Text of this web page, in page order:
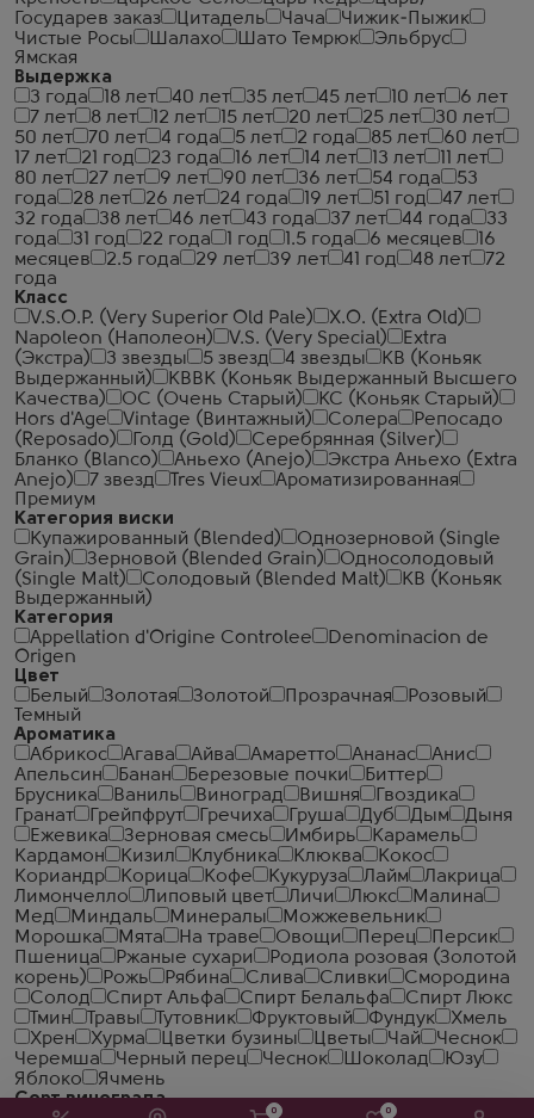
0 0
Государев заказ
Цитадель Чача
Чижик-Пыжик
Чистые Росы
Шалахо Шато Темрюк
Эльбрус
Ямская
Выдержка
3 года
18 лет 40 лет 35 лет 45 лет 10 лет
6 лет
7 лет
8 лет 12 лет 15 лет 20 лет 25 лет
30 лет
50 лет
70 лет 4 года 5 лет 2 года 85 лет
60 лет
17 лет
21 год 23 года 16 лет 14 лет 13 лет
11 лет
80 лет
27 лет 9 лет 90 лет 36 лет 54 года
53
года
28 лет 26 лет 24 года 19 лет 51 год
47 лет
32 года
38 лет 46 лет 43 года 37 лет 44 года
33
года
31 год 22 года 1 год 1.5 года 6 месяцев
16
месяцев
2.5 года 29 лет 39 лет 41 год 48 лет
72
года
Класс
V.S.O.P. (Very Superior Old Pale)
X.O. (Extra Old)
Napoleon (Наполеон)
V.S. (Very Special)
Extra
(Экстра)
3 звезды 5 звезд 4 звезды
КВ (Коньяк
Выдержанный)
КВВК (Коньяк Выдержанный Высшего
Качества)
ОС (Очень Старый)
КС (Коньяк Старый)
Hors d'Age
Vintage (Винтажный) Солера
Репосадо
(Reposado)
Голд (Gold)
Серебрянная (Silver)
Бланко (Blanco)
Аньехо (Anejo)
Экстра Аньехо (Extra
Anejo)
7 звезд Tres Vieux
Ароматизированная
Премиум
Категория виски
Купажированный (Blended)
Однозерновой (Single
Grain)
Зерновой (Blended Grain)
Односолодовый
(Single Malt)
Солодовый (Blended Malt)
КВ (Коньяк
Выдержанный)
Категория
Appellation d'Origine Controlee
Denominacion de
Origen
Цвет
Белый
Золотая Золотой Прозрачная
Розовый
Темный
Ароматика
Абрикос
Агава Айва Амаретто Ананас
Анис
Апельсин
Банан Березовые почки
Биттер
Брусника
Ваниль Виноград Вишня
Гвоздика
Гранат
Грейпфрут Гречиха Груша Дуб Дым
Дыня
Ежевика
Зерновая смесь Имбирь
Карамель
Кардамон
Кизил Клубника Клюква
Кокос
Кориандр
Корица Кофе Кукуруза Лайм
Лакрица
Лимончелло
Липовый цвет Личи Люкс
Малина
Мед
Миндаль Минералы
Можжевельник
Морошка
Мята На траве Овощи Перец
Персик
Пшеница
Ржаные сухари
Родиола розовая (Золотой
корень)
Рожь Рябина Слива Сливки
Смородина
Солод
Спирт Альфа Спирт Белальфа
Спирт Люкс
Тмин
Травы Тутовник Фруктовый Фундук
Хмель
Хрен
Хурма Цветки бузины Цветы Чай
Чеcнок
Черемша
Черный перец Чеснок Шоколад
Юзу
Яблоко
Ячмень
Сорт винограда